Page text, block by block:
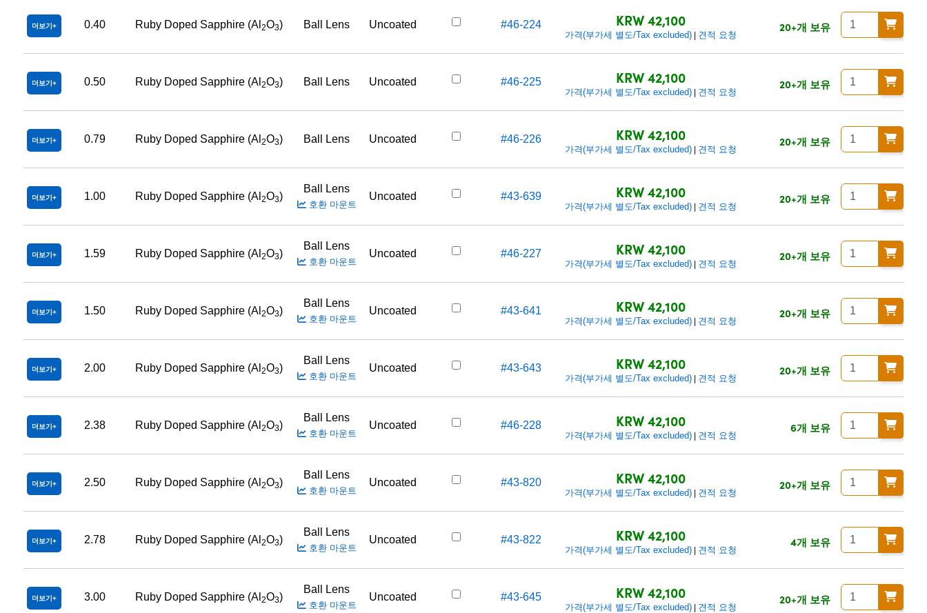
더보기 0.40 Ruby Doped Sapphire (Al 2O3) Ball Lens Uncoated #46-224 KRW 42,100
가격(부가세 별도/Tax excluded) 견적 요청
20+개 보유
더보기 0.50 Ruby Doped Sapphire (Al 2O3) Ball Lens Uncoated #46-225 KRW 42,100
가격(부가세 별도/Tax excluded) 견적 요청
20+개 보유
더보기 0.79 Ruby Doped Sapphire (Al 2O3) Ball Lens Uncoated #46-226 KRW 42,100
가격(부가세 별도/Tax excluded) 견적 요청
20+개 보유
더보기 1.00 Ruby Doped Sapphire (Al 2O3)
Ball Lens
호환 마운트
Uncoated #43-639 KRW 42,100
가격(부가세 별도/Tax excluded) 견적 요청
20+개 보유
더보기 1.59 Ruby Doped Sapphire (Al 2O3)
Ball Lens
호환 마운트
Uncoated #46-227 KRW 42,100
가격(부가세 별도/Tax excluded) 견적 요청
20+개 보유
더보기 1.50 Ruby Doped Sapphire (Al 2O3)
Ball Lens
호환 마운트
Uncoated #43-641 KRW 42,100
가격(부가세 별도/Tax excluded) 견적 요청
20+개 보유
더보기 2.00 Ruby Doped Sapphire (Al 2O3)
Ball Lens
호환 마운트
Uncoated #43-643 KRW 42,100
가격(부가세 별도/Tax excluded) 견적 요청
20+개 보유
더보기 2.38 Ruby Doped Sapphire (Al 2O3)
Ball Lens
호환 마운트
Uncoated #46-228 KRW 42,100
가격(부가세 별도/Tax excluded) 견적 요청
6개 보유
더보기 2.50 Ruby Doped Sapphire (Al 2O3)
Ball Lens
호환 마운트
Uncoated #43-820 KRW 42,100
가격(부가세 별도/Tax excluded) 견적 요청
20+개 보유
더보기 2.78 Ruby Doped Sapphire (Al 2O3)
Ball Lens
호환 마운트
Uncoated #43-822 KRW 42,100
가격(부가세 별도/Tax excluded) 견적 요청
4개 보유
더보기 3.00 Ruby Doped Sapphire (Al 2O3)
Ball Lens
호환 마운트
Uncoated #43-645 KRW 42,100
가격(부가세 별도/Tax excluded) 견적 요청
20+개 보유